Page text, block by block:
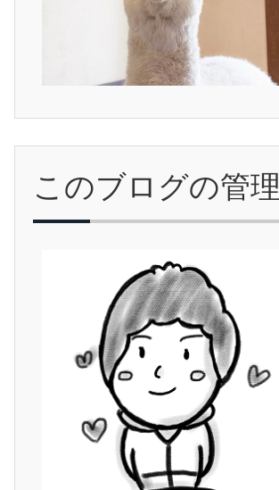
このブログの管